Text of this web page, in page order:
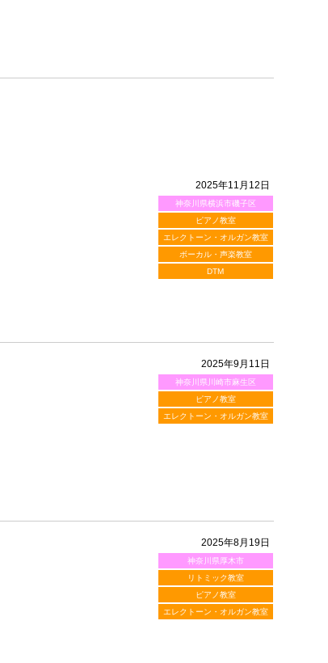
2025年11月12日
神奈川県横浜市磯子区
ピアノ教室
エレクトーン・オルガン教室
ボーカル・声楽教室
DTM
2025年9月11日
神奈川県川崎市麻生区
ピアノ教室
エレクトーン・オルガン教室
2025年8月19日
神奈川県厚木市
リトミック教室
ピアノ教室
エレクトーン・オルガン教室